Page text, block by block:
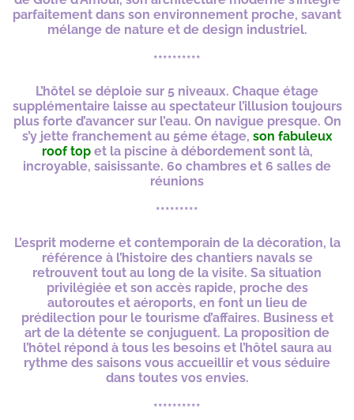
parfaitement dans son environnement proche, savant
mélange de nature et de design industriel.
**********
L’hôtel se déploie sur 5 niveaux. Chaque étage
supplémentaire laisse au spectateur l’illusion toujours
plus forte d’avancer sur l’eau. On navigue presque. On
s’y jette franchement au 5éme étage, son fabuleux
roof topet la piscine à débordement sont là,
incroyable, saisissante. 60 chambres et 6 salles de
réunions
*********
L’esprit moderne et contemporain de la décoration, la
référence à l’histoire des chantiers navals se
retrouvent tout au long de la visite. Sa situation
privilégiée et son accès rapide, proche des
autoroutes et aéroports, en font un lieu de
prédilection pour le tourisme d’affaires. Business et
art de la détente se conjuguent. La proposition de
l’hôtel répond à tous les besoins et l’hôtel saura au
rythme des saisons vous accueillir et vous séduire
dans toutes vos envies.
**********